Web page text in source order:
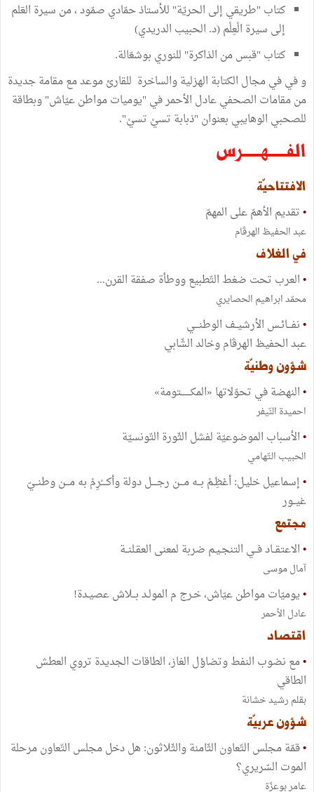
كتاب "طريقي إلى الحريّة" للأستاذ حمّادي صمّود ، من سيرة العٓلم
إلى سيرة الْعِلْم (د. الحبيب الدريدي)
كتاب "قبس من الذاكرة" للنوري بوشعّالة.
و في في مجال الكتابة الهزلية والساخرة للقارئ موعد مع مقامة جديدة
من مقامات الصحفي عادل الأحمر في "يوميات مواطن عيّاش" وبطاقة
للصحبي الوهايبي بعنوان "ذبابة تسيْ تسيْ".
الفــــــهــــــرس
الافتتاحيّة
•تقديم الأهمّ على المهمّ
عبد الحفيظ الهرڤام
في الغلاف
•العرب تحت ضغط التّطبيع ووطأة صفقة القرن...
محمّد ابراهيم الحصايري
•نفـــائـس الأرشيــف الوطنـــي
عبد الحفيظ الهرڤام وخالد الشّابي
شؤون وطنيّة
•النهضة في تحوّلاتها «المكـــــــتومة»
احميدة النّيفر
•الأسباب الموضوعيّة لفشل الثّورة التّونسيّة
الحبيب التّهامي
•إسماعيل خليـل: أعْظِـمْ بــه مـــن رجــــل دولة وأكــــْرِمْ به مـــن وطنــيّ
غيــور
مجتمع
•الاعتقــاد فــي التنجـيـم ضربة لمعنى العقـلنــة
آمال موسى
•يوميّات مواطن عيّاش، خـرج م المولـد بــلاش عصيـدة!
عادل الأحمر
اقتصاد
•مع نضوب النفط وتضاؤل الغاز، الطاقات الجديدة تروي العطش
الطاقي
بقلم رشيد خشانة
شؤون عربيّة
•قمّة مجلس التّعاون الثّامنة والثّلاثون: هل دخل مجلس التّعاون مرحلة
الموت السّريري؟
عامر بوعزّة